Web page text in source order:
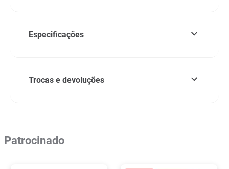
Especificações
Trocas e devoluções
Patrocinado